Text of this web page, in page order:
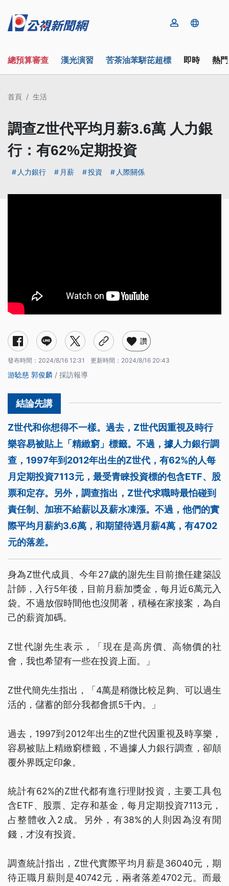
總預算審查 漢光演習 苦茶油苯駢芘超標 即時 熱
首頁 生活
調查Z世代平均月薪3.6萬 人力銀
行：有62%定期投資
人力銀行 月薪 投資 人際關係
讚
發布時間： 2024/8/16 12:31 更新時間： 2024/8/16 20:43
游騐慈 郭俊麟 / 採訪報導
Z世代和你想得不一樣。過去，Z世代因重視及時行
樂容易被貼上「精緻窮」標籤。不過，據人力銀行調
查，1997年到2012年出生的Z世代，有62%的人每
月定期投資7113元，最受青睞投資標的包含ETF、股
票和定存。另外，調查指出，Z世代求職時最怕碰到
責任制、加班不給薪以及薪水凍漲。不過，他們的實
際平均月薪約3.6萬，和期望待遇月薪4萬，有4702
元的落差。
身為Z世代成員、今年27歲的謝先生目前擔任建築設
計師，入行5年後，目前月薪加獎金，每月近6萬元入
袋。不過放假時間他也沒閒著，積極在家接案，為自
己的薪資加碼。
Z世代謝先生表示，「現在是高房價、高物價的社
會，我也希望有一些在投資上面。」
Z世代簡先生指出，「4萬是稍微比較足夠、可以過生
活的，儲蓄的部分我都會抓5千內。」
過去，1997到2012年出生的Z世代因重視及時享樂，
容易被貼上精緻窮標籤，不過據人力銀行調查，卻顛
覆外界既定印象。
統計有62%的Z世代都有進行理財投資，主要工具包
含ETF、股票、定存和基金，每月定期投資7113元，
占整體收入2成。另外，有38%的人則因為沒有閒
錢，才沒有投資。
調查統計指出，Z世代實際平均月薪是36040元，期
待正職月薪則是40742元，兩者落差4702元。而最